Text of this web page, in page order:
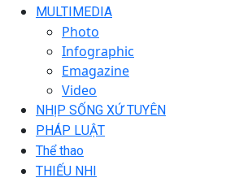
MULTIMEDIA
Photo
Infographic
Emagazine
Video
NHỊP SỐNG XỨ TUYÊN
PHÁP LUẬT
Thể thao
THIẾU NHI